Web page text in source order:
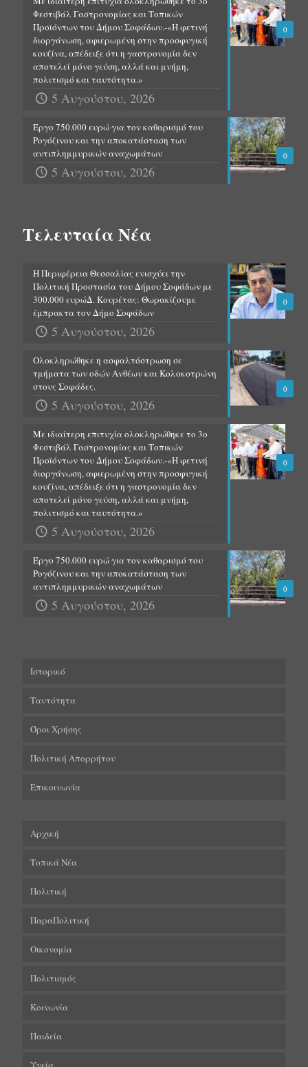
0
Φεστιβάλ Γαστρονομίας και Τοπικών
Προϊόντων του Δήμου Σοφάδων.-«Η φετινή
διοργάνωση, αφιερωμένη στην προσφυγική
κουζίνα, απέδειξε ότι η γαστρονομία δεν
αποτελεί μόνο γεύση, αλλά και μνήμη,
πολιτισμό και ταυτότητα.»
5 Αυγούστου, 2026
0
Έργο 750.000 ευρώ για τον καθαρισμό του
Ρογόζινου και την αποκατάσταση των
αντιπλημμυρικών αναχωμάτων
5 Αυγούστου, 2026
Τελευταία Νέα
0
Η Περιφέρεια Θεσσαλίας ενισχύει την
Πολιτική Προστασία του Δήμου Σοφάδων με
300.000 ευρώΔ. Κουρέτας: Θωρακίζουμε
έμπρακτα τον Δήμο Σοφάδων
5 Αυγούστου, 2026
0
Ολοκληρώθηκε η ασφαλτόστρωση σε
τμήματα των οδών Ανθέων και Κολοκοτρώνη
στους Σοφάδες.
5 Αυγούστου, 2026
0
Με ιδιαίτερη επιτυχία ολοκληρώθηκε το 3ο
Φεστιβάλ Γαστρονομίας και Τοπικών
Προϊόντων του Δήμου Σοφάδων.-«Η φετινή
διοργάνωση, αφιερωμένη στην προσφυγική
κουζίνα, απέδειξε ότι η γαστρονομία δεν
αποτελεί μόνο γεύση, αλλά και μνήμη,
πολιτισμό και ταυτότητα.»
5 Αυγούστου, 2026
0
Έργο 750.000 ευρώ για τον καθαρισμό του
Ρογόζινου και την αποκατάσταση των
αντιπλημμυρικών αναχωμάτων
5 Αυγούστου, 2026
Ιστορικό
Ταυτότητα
Όροι Χρήσης
Πολιτική Απορρήτου
Επικοινωνία
Αρχική
Τοπικά Νέα
Πολιτική
ΠαραΠολιτική
Οικονομία
Πολιτισμός
Κοινωνία
Παιδεία